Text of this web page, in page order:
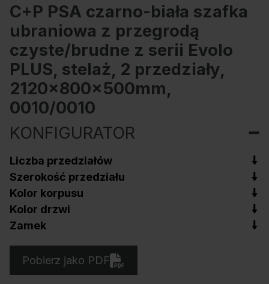
C+P PSA czarno-biała szafka
ubraniowa z przegrodą
czyste/brudne z serii Evolo
PLUS, stelaż, 2 przedziały,
2120x800x500mm,
0010/0010
KONFIGURATOR
Liczba przedziałów
Szerokość przedziału
Kolor korpusu
Kolor drzwi
Zamek
Pobierz jako PDF